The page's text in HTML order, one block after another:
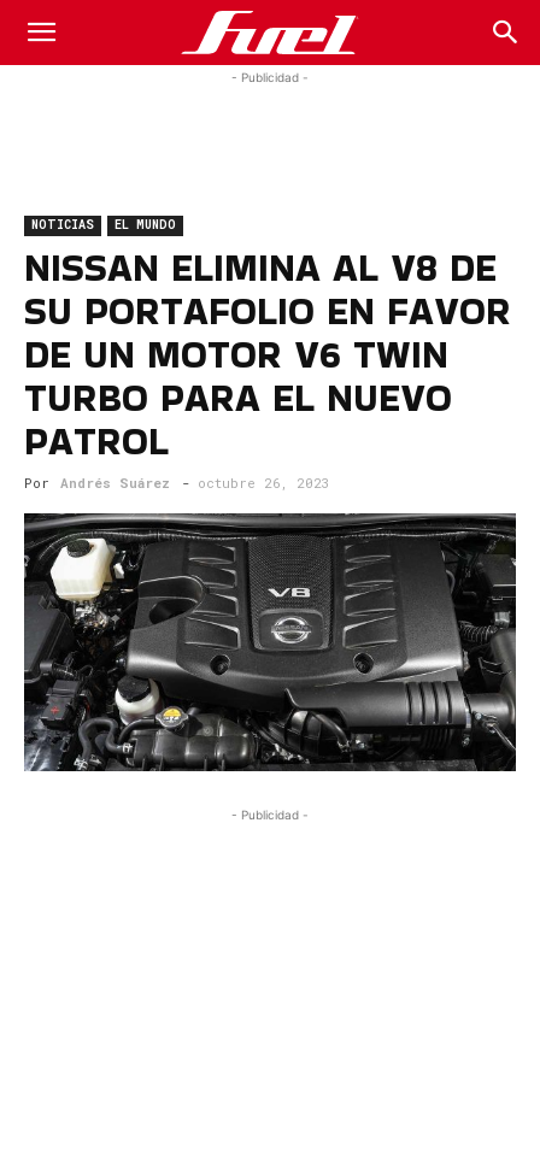
Fuel
Magazine
- Publicidad -
NOTICIAS EL MUNDO
NISSAN ELIMINA AL V8 DE
SU PORTAFOLIO EN FAVOR
DE UN MOTOR V6 TWIN
TURBO PARA EL NUEVO
PATROL
Por Andrés Suárez - octubre 26, 2023
- Publicidad -